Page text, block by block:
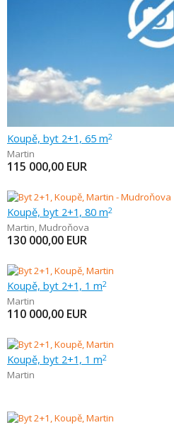
Koupě, byt 2+1, 65 m2
Martin
115 000,00 EUR
Koupě, byt 2+1, 80 m2
Martin, Mudroňova
130 000,00 EUR
Koupě, byt 2+1, 1 m2
Martin
110 000,00 EUR
Koupě, byt 2+1, 1 m2
Martin